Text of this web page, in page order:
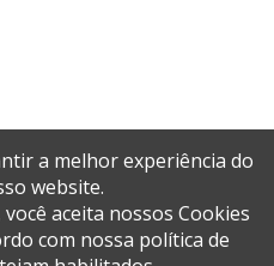
a melhor experiência do
website.
aceita nossos Cookies
com nossa política de